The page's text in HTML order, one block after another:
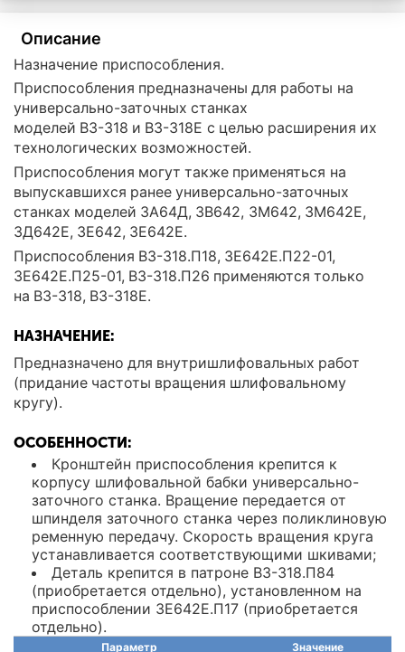
Описание
Назначение приспособления.
Приспособления предназначены для работы на
универсально-заточных станках
моделей ВЗ-318 и ВЗ-318Е с целью расширения их
технологических возможностей.
Приспособления могут также применяться на
выпускавшихся ранее универсально-заточных
станках моделей 3А64Д, 3В642, 3М642, 3М642Е,
3Д642Е, 3Е642, 3Е642Е.
Приспособления ВЗ-318.П18, 3Е642Е.П22-01,
3Е642Е.П25-01, ВЗ-318.П26 применяются только
на ВЗ-318, ВЗ-318Е.
НАЗНАЧЕНИЕ:
Предназначено для внутришлифовальных работ
(придание частоты вращения шлифовальному
кругу).
ОСОБЕННОСТИ:
Кронштейн приспособления крепится к
корпусу шлифовальной бабки универсально-
заточного станка. Вращение передается от
шпинделя заточного станка через поликлиновую
ременную передачу. Скорость вращения круга
устанавливается соответствующими шкивами;
Деталь крепится в патроне ВЗ-318.П84
(приобретается отдельно), установленном на
приспособлении 3Е642Е.П17 (приобретается
отдельно).
Параметр Значение